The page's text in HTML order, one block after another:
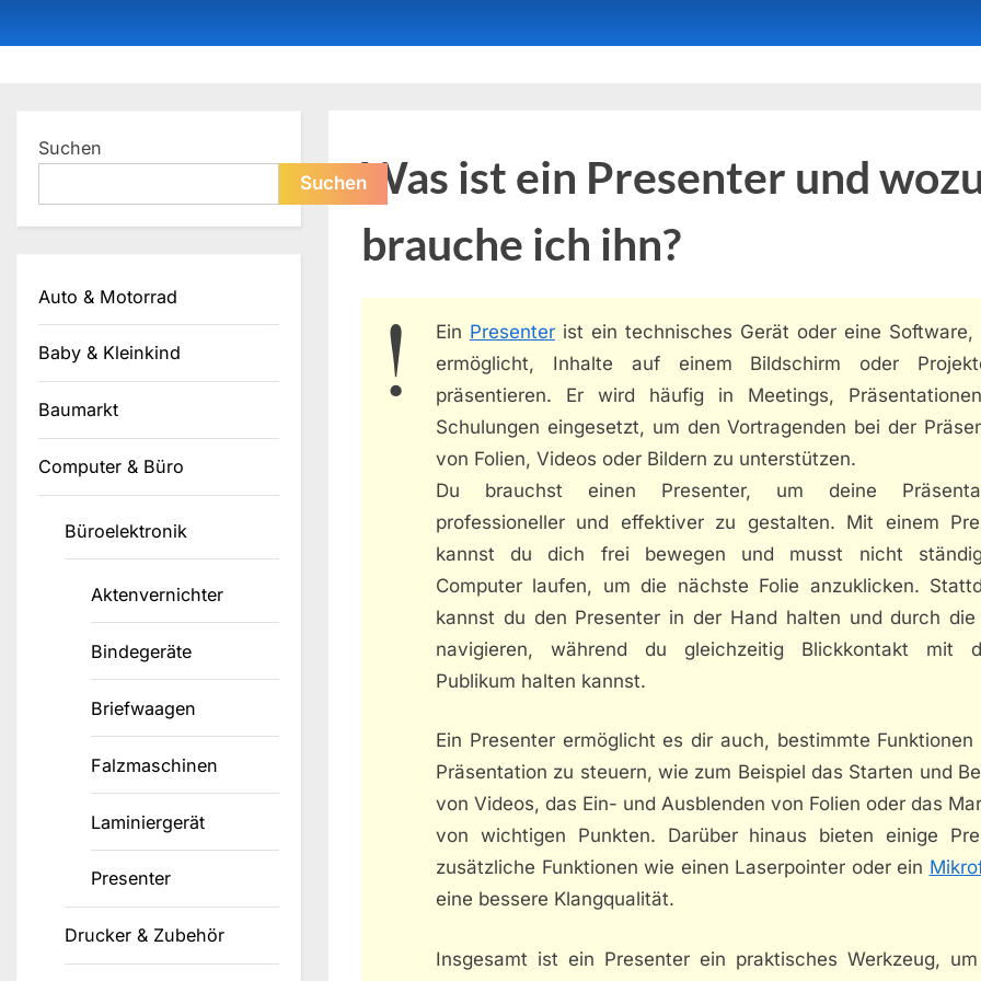
to
Was ist ein Presenter und
brauche ich ihn?
Ein Presenter ist ein technisches Gerät oder eine Software,
ermöglicht, Inhalte auf einem Bildschirm oder
präsentieren. Er wird häufig in Meetings,
Schulungen eingesetzt, um den Vortragenden bei der
von Folien, Videos oder Bildern zu unterstützen.
Du brauchst einen Presenter, um deine
professioneller und effektiver zu gestalten. Mit einem
kannst du dich frei bewegen und musst nicht
Computer laufen, um die nächste Folie anzuklicken.
kannst du den Presenter in der Hand halten und durch die
navigieren, während du gleichzeitig Blickkontakt mit
Publikum halten kannst.
Ein Presenter ermöglicht es dir auch, bestimmte Funktionen
Präsentation zu steuern, wie zum Beispiel das Starten und
von Videos, das Ein- und Ausblenden von Folien oder das
von wichtigen Punkten. Darüber hinaus bieten einige
zusätzliche Funktionen wie einen Laserpointer oder ein
eine bessere Klangqualität.
Insgesamt ist ein Presenter ein praktisches Werkzeug,
Suchen
Suchen
Auto & Motorrad
Baby & Kleinkind
Baumarkt
Computer & Büro
Büroelektronik
Aktenvernichter
Bindegeräte
Briefwaagen
Falzmaschinen
Laminiergerät
Presenter
Drucker & Zubehör